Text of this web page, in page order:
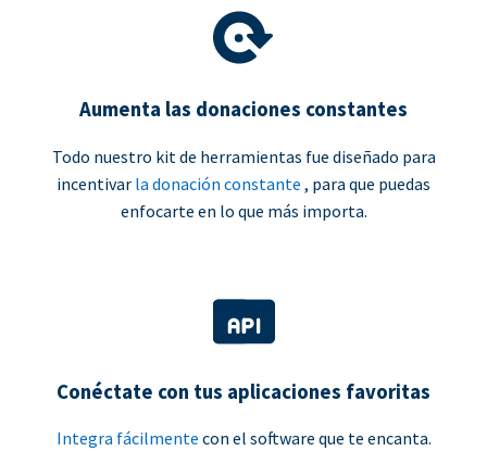
Aumenta las donaciones constantes
Todo nuestro kit de herramientas fue diseñado para
incentivar la donación constante , para que puedas
enfocarte en lo que más importa.
Conéctate con tus aplicaciones favoritas
Integra fácilmente con el software que te encanta.